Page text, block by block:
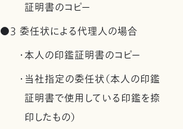
証明書のコピー
●3 委任状による代理人の場合
・本人の印鑑証明書のコピー
・当社指定の委任状（本人の印鑑
証明書で使用している印鑑を捺
印したもの）